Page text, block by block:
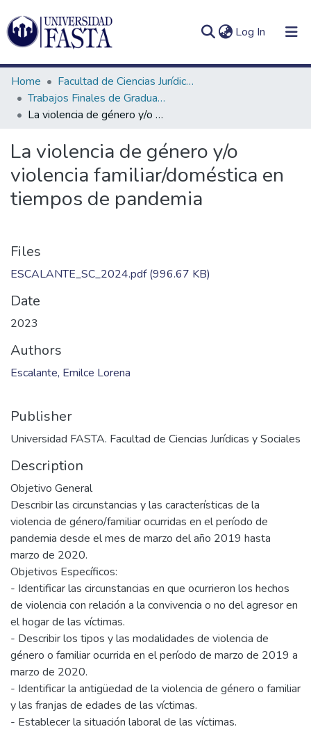
Log In (current)
Communities
&
Collections
All of DSpace
In(current)
Home
Facultad de Ciencias Jurídicas y Sociales
Trabajos Finales de Graduación de Seguridad Ciudadana
La violencia de género y/o violencia familiar/doméstica en tiempos de pandemia
La violencia de género y/o
violencia familiar/doméstica en
tiempos de pandemia
Files
ESCALANTE_SC_2024.pdf(996.67 KB)
Date
2023
Authors
Escalante, Emilce Lorena
Publisher
Universidad FASTA. Facultad de Ciencias Jurídicas y Sociales
Description
Objetivo General
Describir las circunstancias y las características de la
violencia de género/familiar ocurridas en el período de
pandemia desde el mes de marzo del año 2019 hasta
marzo de 2020.
Objetivos Específicos:
- Identificar las circunstancias en que ocurrieron los hechos
de violencia con relación a la convivencia o no del agresor en
el hogar de las víctimas.
- Describir los tipos y las modalidades de violencia de
género o familiar ocurrida en el período de marzo de 2019 a
marzo de 2020.
- Identificar la antigüedad de la violencia de género o familiar
y las franjas de edades de las víctimas.